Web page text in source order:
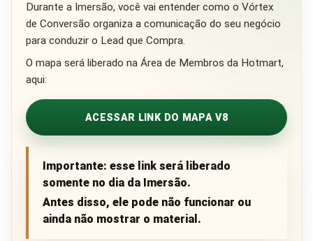
Durante a Imersão, você vai entender como o Vórtex
de Conversão organiza a comunicação do seu negócio
para conduzir o Lead que Compra.
O mapa será liberado na Área de Membros da Hotmart,
aqui:
ACESSAR LINK DO MAPA V8
Importante: esse link será liberado
somente no dia da Imersão.
Antes disso, ele pode não funcionar ou
ainda não mostrar o material.